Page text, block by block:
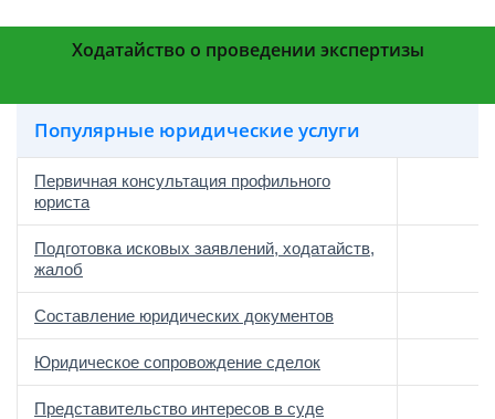
Ходатайство о проведении экспертизы
Популярные юридические услуги
Первичная консультация профильного
юриста
Подготовка исковых заявлений, ходатайств,
жалоб
Составление юридических документов
Юридическое сопровождение сделок
Представительство интересов в суде